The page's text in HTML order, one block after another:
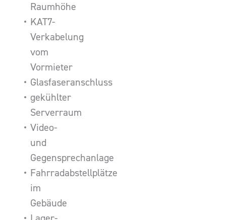
Raumhöhe
KAT7-
Verkabelung
vom
Vormieter
Glasfaseranschluss
gekühlter
Serverraum
Video-
und
Gegensprechanlage
Fahrradabstellplätze
im
Gebäude